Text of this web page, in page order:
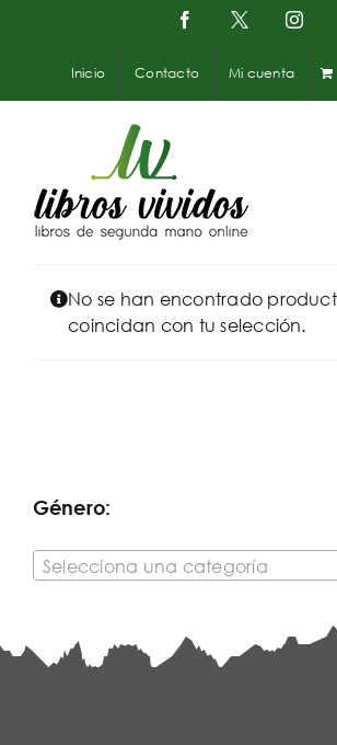
contenido
Facebook
X
Inicio Contacto Mi cuenta
No se han encontrado
coincidan con tu selección.
Género:
Selecciona una categoría